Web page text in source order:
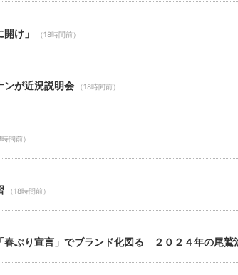
け」 （18時間前）
ンが近況説明会 （18時間前）
時間前）
（18時間前）
ぶり宣言」でブランド化図る ２０２４年の尾鷲